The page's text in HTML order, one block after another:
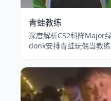
青蛙教练
深度解析CS2科隆Major
donk安排青蛙玩偶当教